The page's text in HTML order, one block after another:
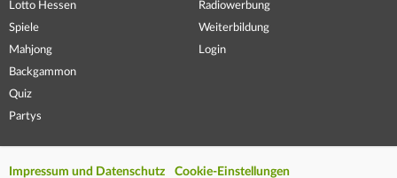
Lotto Hessen
Spiele
Mahjong
Backgammon
Quiz
Partys
Radiowerbung
Weiterbildung
Login
Impressum und Datenschutz Cookie-Einstellungen